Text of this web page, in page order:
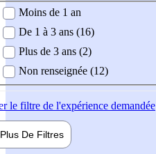
demandée
Moins de 1 an
De 1 à 3 ans (16)
Plus de 3 ans (2)
Non renseignée (12)
le filtre de l'expérience demandée
Plus De Filtres